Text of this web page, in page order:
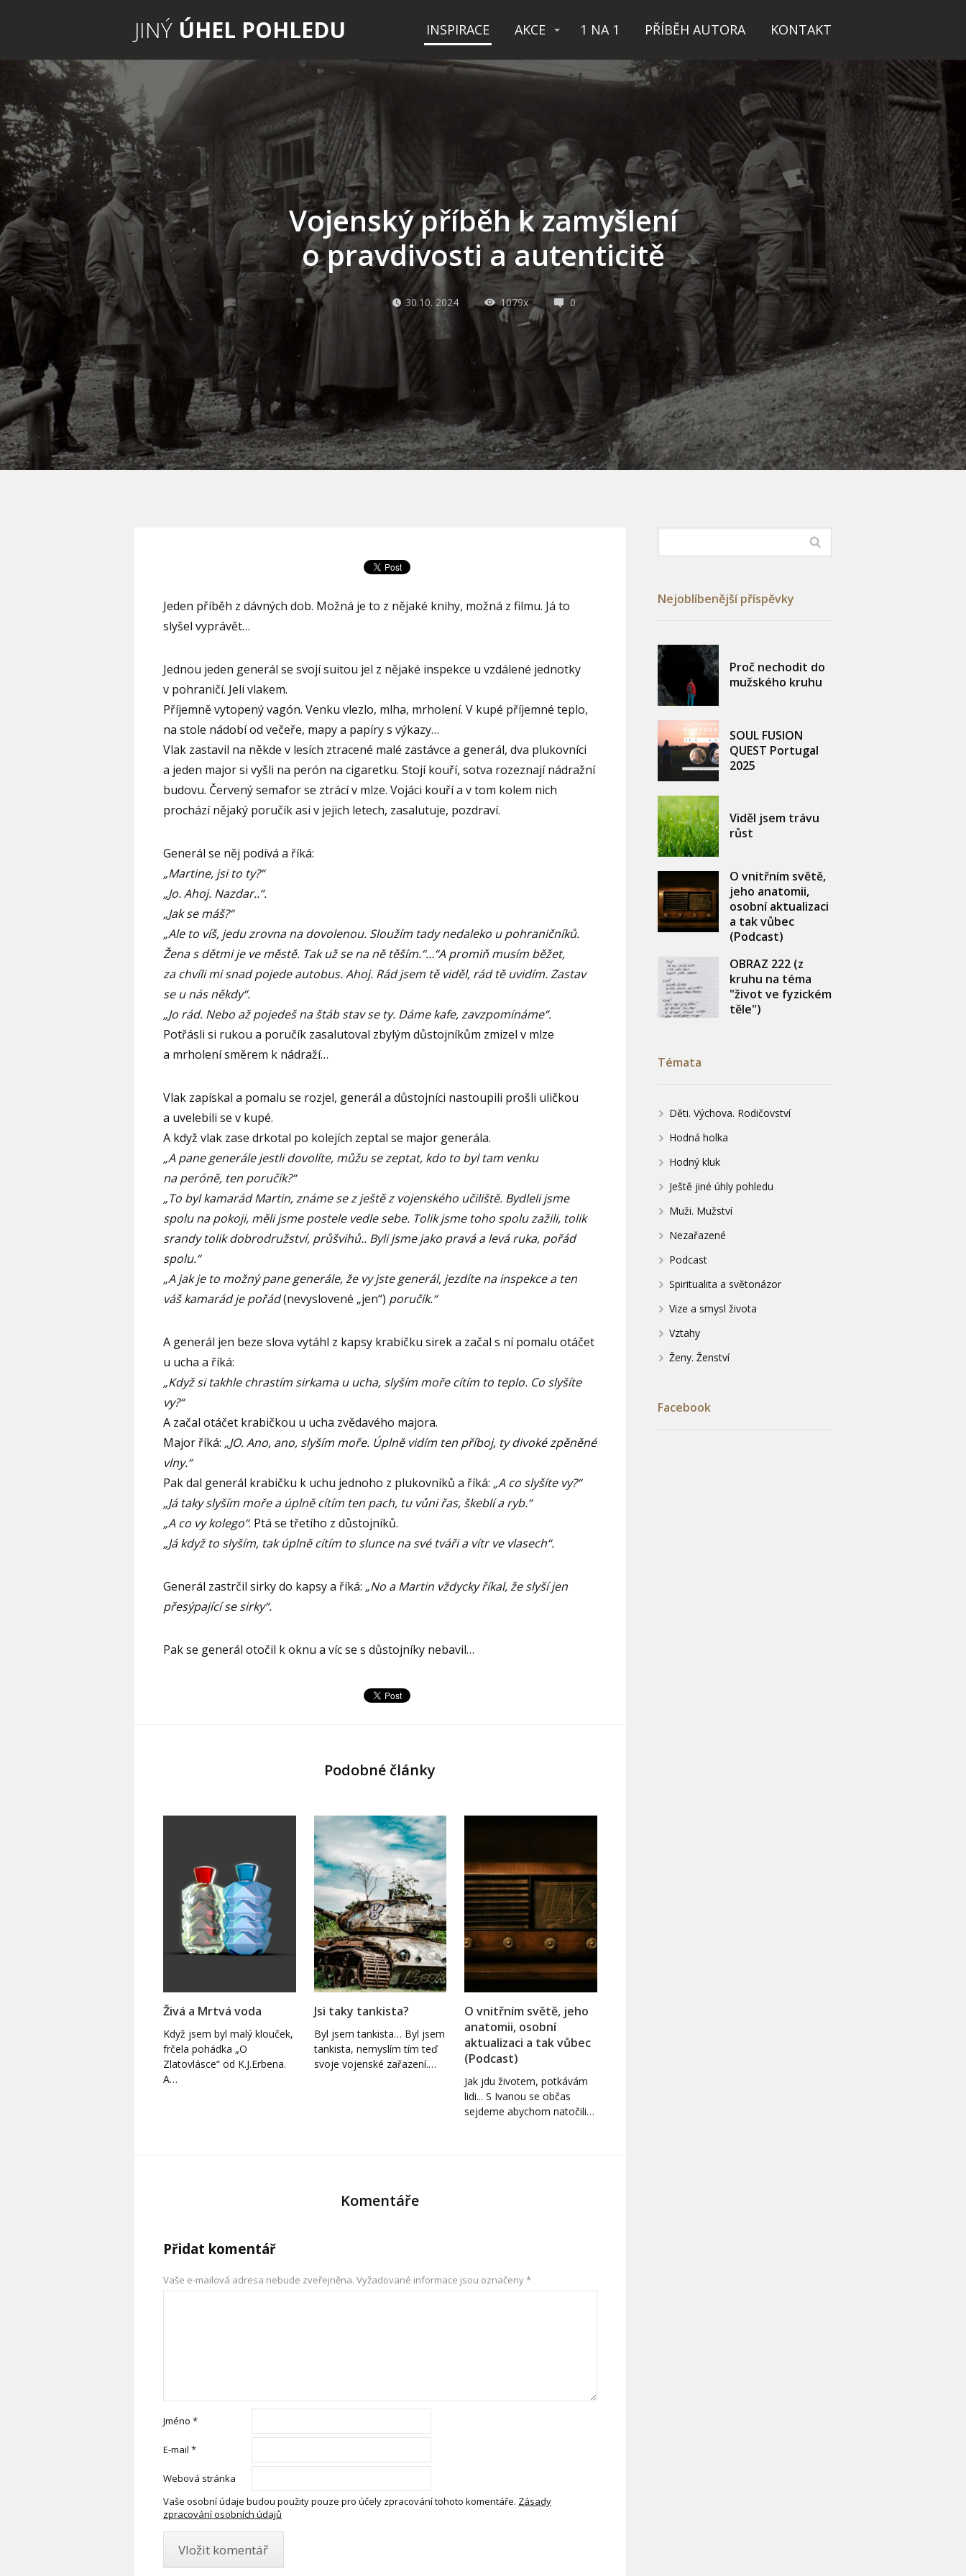
JINÝ ÚHEL POHLEDU INSPIRACE AKCE 1 NA 1 PŘÍBĚH AUTORA KONTAKT
Vojenský příběh k zamyšlení
o pravdivosti a autenticitě
30.10. 2024 1079x 0
Jeden příběh z dávných dob. Možná je to z nějaké knihy, možná z filmu. Já to
slyšel vyprávět…
Jednou jeden generál se svojí suitou jel z nějaké inspekce u vzdálené jednotky
v pohraničí. Jeli vlakem.
Příjemně vytopený vagón. Venku vlezlo, mlha, mrholení. V kupé příjemné teplo,
na stole nádobí od večeře, mapy a papíry s výkazy…
Vlak zastavil na někde v lesích ztracené malé zastávce a generál, dva plukovníci
a jeden major si vyšli na perón na cigaretku. Stojí kouří, sotva rozeznají nádražní
budovu. Červený semafor se ztrácí v mlze. Vojáci kouří a v tom kolem nich
prochází nějaký poručík asi v jejich letech, zasalutuje, pozdraví.
Generál se něj podívá a říká:
„Martine, jsi to ty?“
„Jo. Ahoj. Nazdar..“.
„Jak se máš?“
„Ale to víš, jedu zrovna na dovolenou. Sloužím tady nedaleko u pohraničníků.
Žena s dětmi je ve městě. Tak už se na ně těším.“…“A promiň musím běžet,
za chvíli mi snad pojede autobus. Ahoj. Rád jsem tě viděl, rád tě uvidím. Zastav
se u nás někdy“.
„Jo rád. Nebo až pojedeš na štáb stav se ty. Dáme kafe, zavzpomínáme“.
Potřásli si rukou a poručík zasalutoval zbylým důstojníkům zmizel v mlze
a mrholení směrem k nádraží…
Vlak zapískal a pomalu se rozjel, generál a důstojníci nastoupili prošli uličkou
a uvelebili se v kupé.
A když vlak zase drkotal po kolejích zeptal se major generála.
„A pane generále jestli dovolíte, můžu se zeptat, kdo to byl tam venku
na peróně, ten poručík?“
„To byl kamarád Martin, známe se z ještě z vojenského učiliště. Bydleli jsme
spolu na pokoji, měli jsme postele vedle sebe. Tolik jsme toho spolu zažili, tolik
srandy tolik dobrodružství, průšvihů.. Byli jsme jako pravá a levá ruka, pořád
spolu.“
„A jak je to možný pane generále, že vy jste generál, jezdíte na inspekce a ten
váš kamarád je pořád(nevyslovené „jen“) poručík.“
A generál jen beze slova vytáhl z kapsy krabičku sirek a začal s ní pomalu otáčet
u ucha a říká:
„Když si takhle chrastím sirkama u ucha, slyším moře cítím to teplo. Co slyšíte
vy?“
A začal otáčet krabičkou u ucha zvědavého majora.
Major říká: „JO. Ano, ano, slyším moře. Úplně vidím ten příboj, ty divoké zpěněné
vlny.“
Pak dal generál krabičku k uchu jednoho z plukovníků a říká: „A co slyšíte vy?“
„Já taky slyším moře a úplně cítím ten pach, tu vůni řas, škeblí a ryb.“
„A co vy kolego“. Ptá se třetího z důstojníků.
„Já když to slyším, tak úplně cítím to slunce na své tváři a vítr ve vlasech“.
Generál zastrčil sirky do kapsy a říká: „No a Martin vždycky říkal, že slyší jen
přesýpající se sirky“.
Pak se generál otočil k oknu a víc se s důstojníky nebavil…
Podobné články
Živá a Mrtvá voda
Když jsem byl malý klouček,
frčela pohádka „O
Zlatovlásce“ od K.J.Erbena.
A…
Jsi taky tankista?
Byl jsem tankista… Byl jsem
tankista, nemyslím tím teď
svoje vojenské zařazení.…
O vnitřním světě, jeho
anatomii, osobní
aktualizaci a tak vůbec
(Podcast)
Jak jdu životem, potkávám
lidi... S Ivanou se občas
sejdeme abychom natočili…
Komentáře
Přidat komentář
Vaše e-mailová adresa nebude zveřejněna. Vyžadované informace jsou označeny*
Jméno *
E-mail *
Webová stránka
Vaše osobní údaje budou použity pouze pro účely zpracování tohoto komentáře. Zásady
zpracování osobních údajů
Nejoblíbenější příspěvky
Proč nechodit do
mužského kruhu
SOUL FUSION
QUEST Portugal
2025
Viděl jsem trávu
růst
O vnitřním světě,
jeho anatomii,
osobní aktualizaci
a tak vůbec
(Podcast)
OBRAZ 222 (z
kruhu na téma
"život ve fyzickém
těle")
Témata
Děti. Výchova. Rodičovství
Hodná holka
Hodný kluk
Ještě jiné úhly pohledu
Muži. Mužství
Nezařazené
Podcast
Spiritualita a světonázor
Vize a smysl života
Vztahy
Ženy. Ženství
Facebook